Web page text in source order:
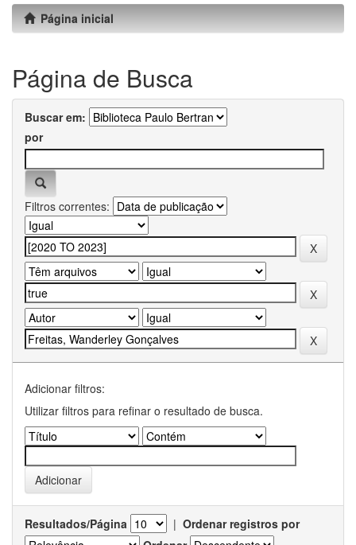
Página inicial
Página de Busca
Buscar em:
por
Filtros correntes:
Adicionar filtros:
Utilizar filtros para refinar o resultado de busca.
Resultados/Página | Ordenar registros por